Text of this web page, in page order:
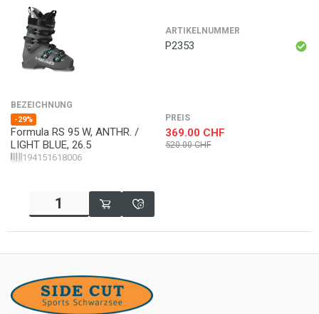
ARTIKELNUMMER
P2353
BEZEICHNUNG
-29%
Formula RS 95 W, ANTHR. /
LIGHT BLUE, 26.5
194151618006
PREIS
369.00 CHF
520.00 CHF